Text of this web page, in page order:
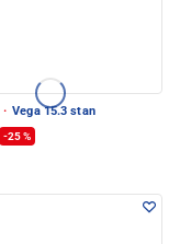
· Vega 15.3 stan
-25 %